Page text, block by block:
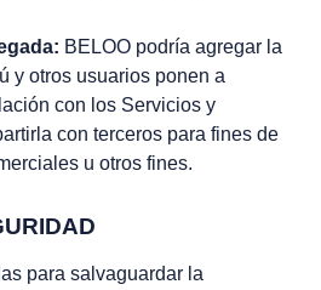
BELOO podría agregar la
y otros usuarios ponen a
con los Servicios y
con terceros para fines de
u otros fines.
para salvaguardar la